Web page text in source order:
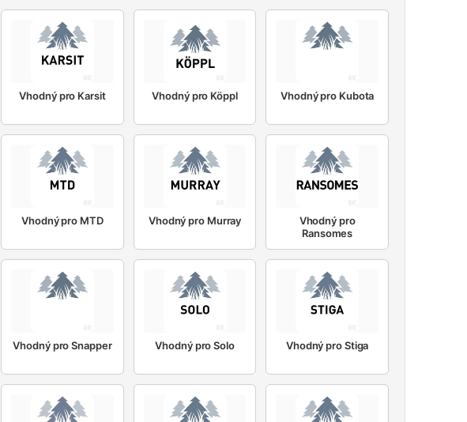
Vhodný pro Karsit Vhodný pro Köppl Vhodný pro Kubota
Vhodný pro MTD Vhodný pro Murray
Vhodný pro
Ransomes
Vhodný pro Snapper Vhodný pro Solo Vhodný pro Stiga